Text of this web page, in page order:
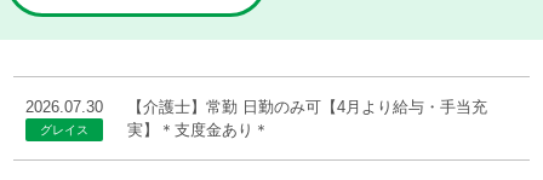
2026.07.30
【介護士】常勤 日勤のみ可【4月より給与・手当充
実】＊支度金あり＊